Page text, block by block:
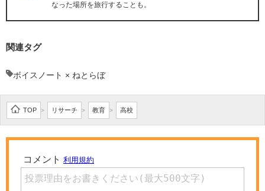
なった場所を旅行することも。
関連タグ
ボイスノート × ねとらぼ
TOP > リサーチ > 教育 > 高校